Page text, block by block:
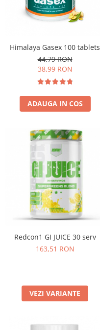
Vitamine bărbați / femei
Insulated
Kevin Levrone
Muscletech
Mutant
Naughty Boy
Neocell
Nordic Naturals
NOW Foods
Nutrend
Olimp Sport Nutrition
Optimum Nutrition
PerfectShaker
Pro Tan
Himalaya Gasex 100 tablets
44,79 RON
38,99 RON
ADAUGA IN COS
Redcon1 GI JUICE 30 serv
163,51 RON
VEZI VARIANTE